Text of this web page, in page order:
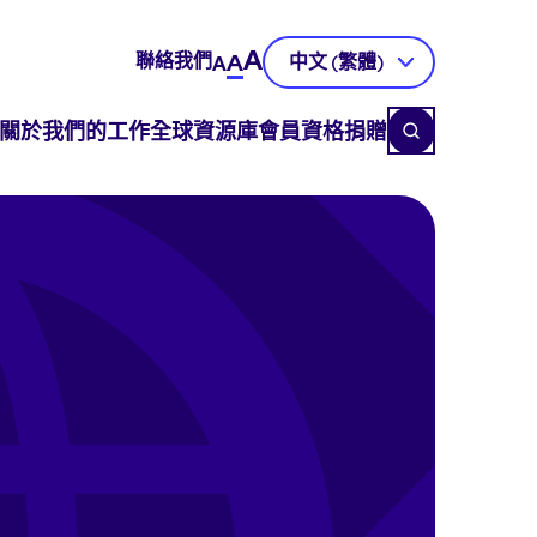
聯絡我們AAA 中文 (繁體)
關於我們的工作全球資源庫會員資格捐贈